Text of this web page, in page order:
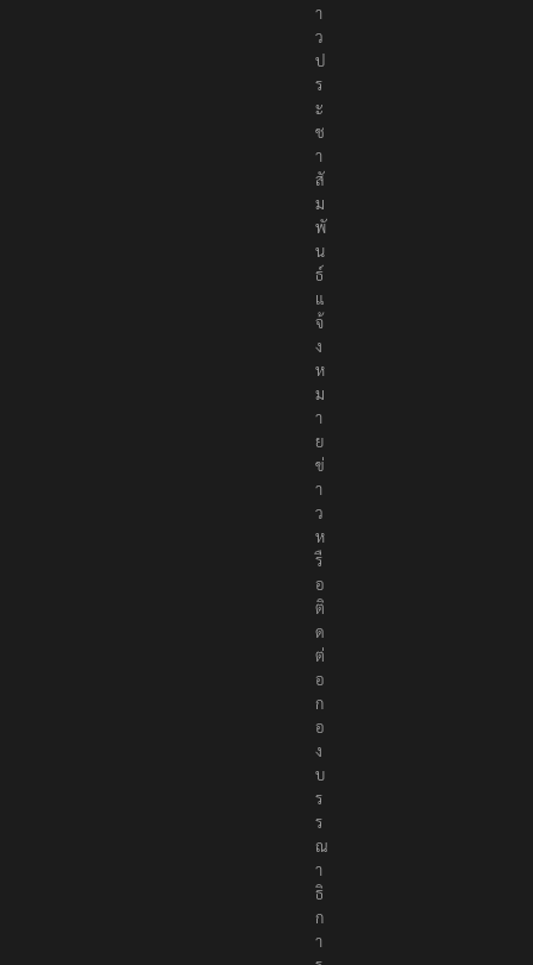
า
ว
ป
ร
ะ
ช
า
สั
ม
พั
น
ธ์
แ
จ้
ง
ห
ม
า
ย
ข่
า
ว
ห
รื
อ
ติ
ด
ต่
อ
ก
อ
ง
บ
ร
ร
ณ
า
ธิ
ก
า